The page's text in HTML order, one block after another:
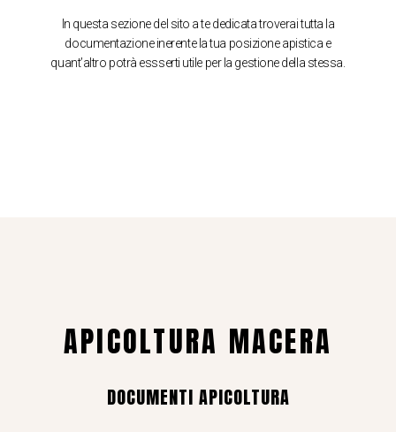
In questa sezione del sito a te dedicata troverai tutta la
documentazione inerente la tua posizione apistica e
quant’altro potrà essserti utile per la gestione della stessa.
APICOLTURA MACERA
DOCUMENTI APICOLTURA